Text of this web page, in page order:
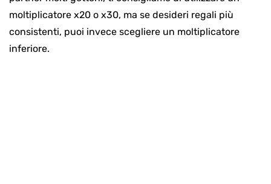
moltiplicatore x20 o x30, ma se desideri regali più
consistenti, puoi invece scegliere un moltiplicatore
inferiore.